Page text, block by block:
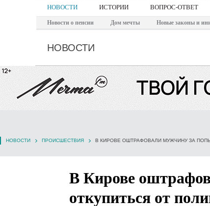
НОВОСТИ ИСТОРИИ ВОПРОС-ОТВЕТ
Новости о пенсии Дом мечты Новые законы и
НОВОСТИ
НОВОСТИ ПРОИСШЕСТВИЯ В КИРОВЕ ОШТРАФОВАЛИ МУЖЧИНУ ЗА
В Кирове
откупиться от